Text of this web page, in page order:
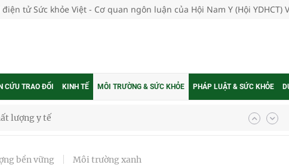
điện tử Sức khỏe Việt - Cơ quan ngôn luận của Hội Nam Y (Hội YDHCT)
CỨU TRAO ĐỔI KINH TẾ MÔI TRƯỜNG & SỨC KHỎE PHÁP LUẬT & SỨC KHỎE
đổi theo cách ít ai ngờ tới
bền vững Môi trường xanh